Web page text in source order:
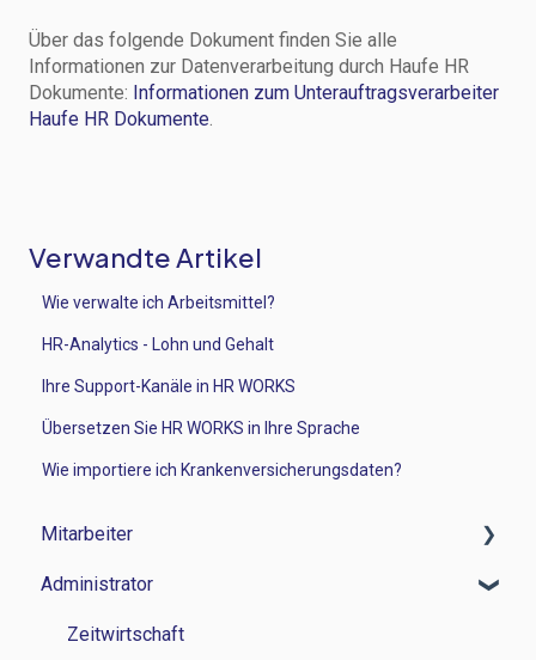
Über das folgende Dokument finden Sie alle
Informationen zur Datenverarbeitung durch Haufe HR
Dokumente: Informationen zum Unterauftragsverarbeiter
Haufe HR Dokumente.
Verwandte Artikel
Wie verwalte ich Arbeitsmittel?
HR-Analytics - Lohn und Gehalt
Ihre Support-Kanäle in HR WORKS
Übersetzen Sie HR WORKS in Ihre Sprache
Wie importiere ich Krankenversicherungsdaten?
Mitarbeiter
Zeitwirtschaft
Reisemanagement
Administrator
Zeitwirtschaft